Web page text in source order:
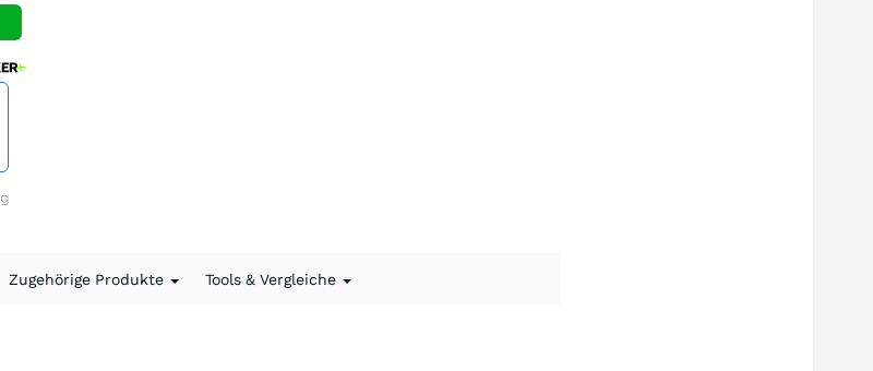
Zugehörige Produkte Tools & Vergleiche